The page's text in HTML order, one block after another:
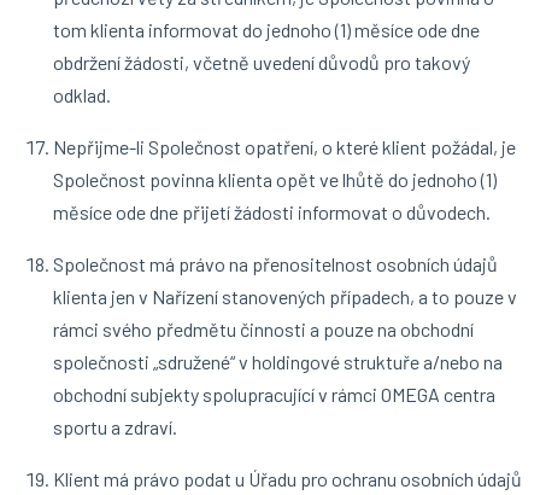
tom klienta informovat do jednoho (1) měsíce ode dne
obdržení žádosti, včetně uvedení důvodů pro takový
odklad.
Nepřijme-li Společnost opatření, o které klient požádal, je
Společnost povinna klienta opět ve lhůtě do jednoho (1)
měsíce ode dne přijetí žádosti informovat o důvodech.
Společnost má právo na přenositelnost osobních údajů
klienta jen v Nařízení stanovených případech, a to pouze v
rámci svého předmětu činnosti a pouze na obchodní
společnosti „sdružené“ v holdingové struktuře a/nebo na
obchodní subjekty spolupracující v rámci OMEGA centra
sportu a zdraví.
Klient má právo podat u Úřadu pro ochranu osobních údajů